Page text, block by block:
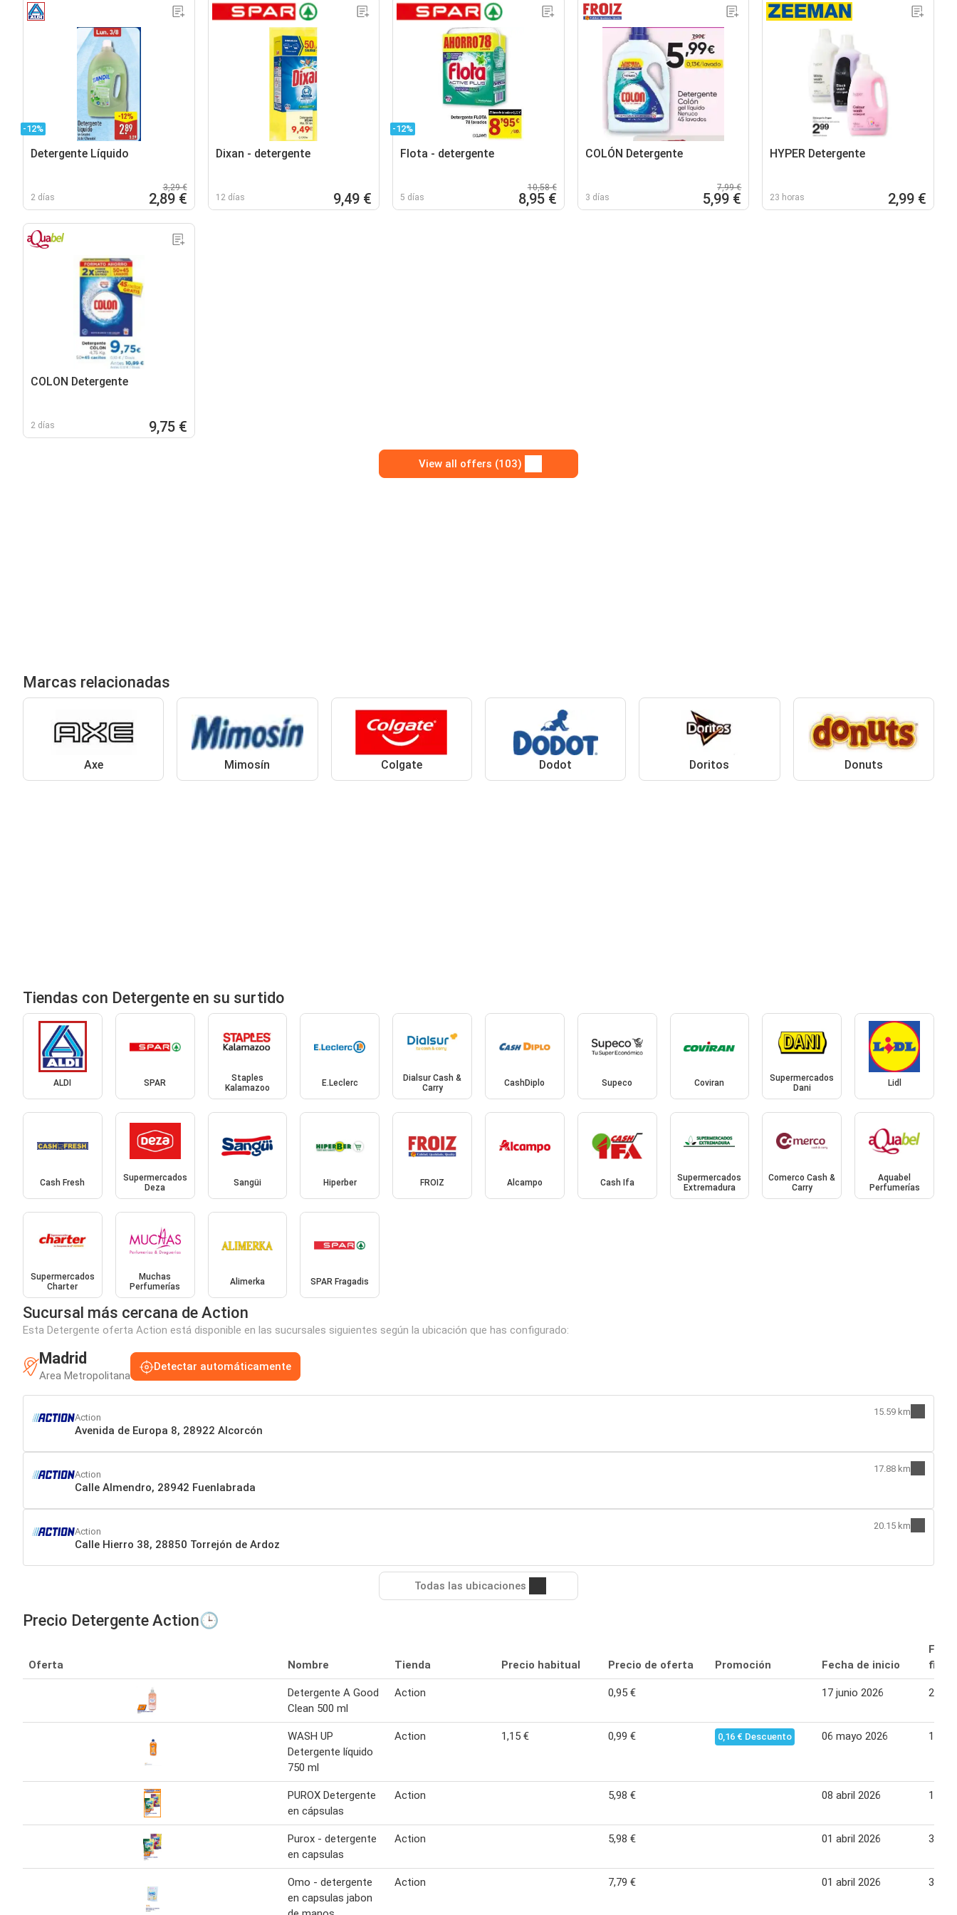
-12%
Detergente Líquido
2 días
3,29 €
2,89 €
Dixan - detergente
12 días 9,49 €
-12%
Flota - detergente
5 días
10,58 €
8,95 €
COLÓN Detergente
3 días
7,99 €
5,99 €
HYPER Detergente
23 horas 2,99 €
COLON Detergente
2 días 9,75 €
View all offers (103)
Marcas relacionadas
Axe Mimosín Colgate Dodot Doritos Donuts
Tiendas con Detergente en su surtido
ALDI SPAR
Staples
Kalamazoo
E.Leclerc
Dialsur Cash &
Carry
CashDiplo Supeco Coviran
Supermercados
Dani
Lidl
Cash Fresh
Supermercados
Deza
Sangüi Hiperber FROIZ Alcampo Cash Ifa
Supermercados
Extremadura
Comerco Cash &
Carry
Aquabel
Perfumerías
Supermercados
Charter
Muchas
Perfumerías
Alimerka SPAR Fragadis
Sucursal más cercana de Action
Esta Detergente oferta Action está disponible en las sucursales siguientes según la ubicación que has configurado:
Madrid
Area Metropolitana
Detectar automáticamente
Action
Avenida de Europa 8, 28922 Alcorcón
15.59 km
Action
Calle Almendro, 28942 Fuenlabrada
17.88 km
Action
Calle Hierro 38, 28850 Torrejón de Ardoz
20.15 km
Todas las ubicaciones
Precio Detergente Action🕒
Oferta Nombre Tienda Precio habitual Precio de oferta Promoción Fecha de inicio
Detergente A Good
Clean 500 ml
Action 0,95 € 17 junio 2026 23
WASH UP
Detergente líquido
750 ml
Action 1,15 € 0,99 € 0,16 € Descuento 06 mayo 2026 12
PUROX Detergente
en cápsulas
Action 5,98 € 08 abril 2026 14
Purox - detergente
en capsulas
Action 5,98 € 01 abril 2026 30
Omo - detergente
en capsulas jabon
Action 7,79 € 01 abril 2026 30